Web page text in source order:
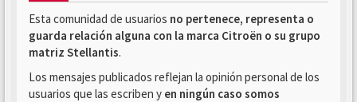
Esta comunidad de usuarios no pertenece, representa o
guarda relación alguna con la marca Citroën o su grupo
matriz Stellantis.
Los mensajes publicados reflejan la opinión personal de los
usuarios que las escriben y en ningún caso somos